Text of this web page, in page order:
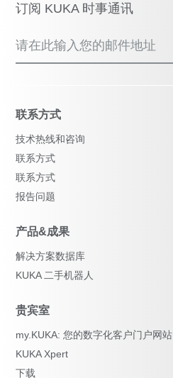
订阅 KUKA 时事通讯
请在此输入您的邮件地址
联系方式
技术热线和咨询
联系方式
联系方式
报告问题
产品&成果
解决方案数据库
KUKA 二手机器人
贵宾室
my.KUKA: 您的数字化客户门户网站
KUKA Xpert
下载